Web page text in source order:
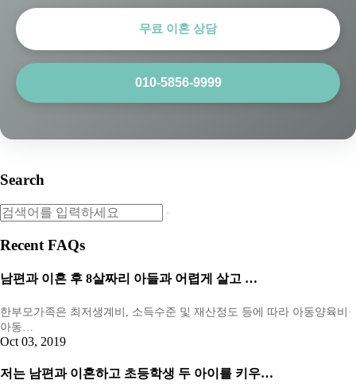
무료 이혼 상담
010-5856-9999
Search
Recent FAQs
남편과 이혼 후 8살짜리 아들과 어렵게 살고 …
한부모가족은 최저생계비, 소득수준 및 재산정도 등에 따라 아동양육비·
아동…
Oct 03, 2019
저는 남편과 이혼하고 초등학생 두 아이를 키우…